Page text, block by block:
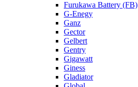
Furukawa Battery (FB)
G-Enegy
Ganz
Gector
Gelbert
Gentry
Gigawatt
Giness
Gladiator